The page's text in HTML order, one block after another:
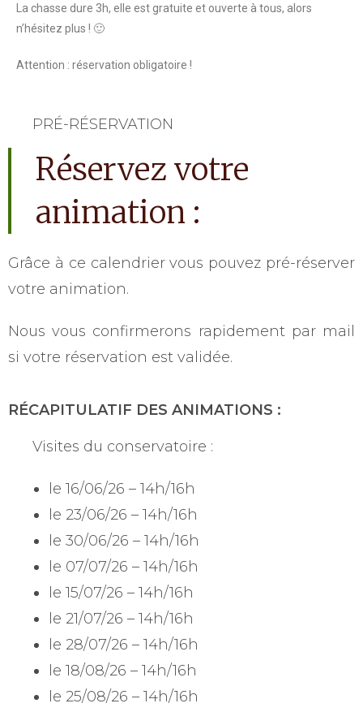
La chasse dure 3h, elle est gratuite et ouverte à tous, alors
n’hésitez plus ! 🙂
Attention : réservation obligatoire !
PRÉ-RÉSERVATION
Réservez votre
animation :
Grâce à ce calendrier vous pouvez pré-réserver
votre animation.
Nous vous confirmerons rapidement par mail
si votre réservation est validée.
RÉCAPITULATIF DES ANIMATIONS :
Visites du conservatoire :
le 16/06/26 – 14h/16h
le 23/06/26 – 14h/16h
le 30/06/26 – 14h/16h
le 07/07/26 – 14h/16h
le 15/07/26 – 14h/16h
le 21/07/26 – 14h/16h
le 28/07/26 – 14h/16h
le 18/08/26 – 14h/16h
le 25/08/26 – 14h/16h